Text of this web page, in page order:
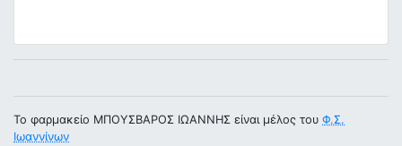
Το φαρμακείο ΜΠΟΥΣΒΑΡΟΣ ΙΩΑΝΝΗΣ είναι μέλος του Φ.Σ.
Ιωαννίνων